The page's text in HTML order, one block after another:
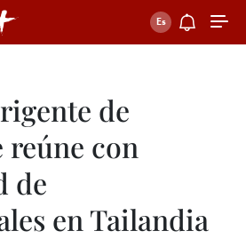
de
reúne con
de
en Tailandia